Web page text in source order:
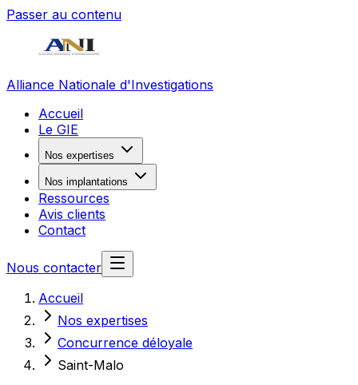
Passer au contenu
Alliance Nationale d'Investigations
Accueil
Le GIE
Nos expertises
Nos implantations
Ressources
Avis clients
Contact
Nous contacter
Accueil
Nos expertises
Concurrence déloyale
Saint-Malo